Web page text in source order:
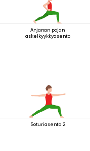
Anjanan pojan
askelkyykkyasento
Soturiasento 2